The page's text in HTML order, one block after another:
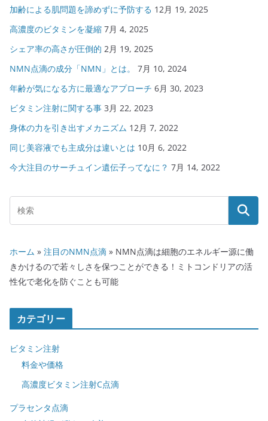
加齢による肌問題を諦めずに予防する 12月 19, 2025
高濃度のビタミンを凝縮 7月 4, 2025
シェア率の高さが圧倒的 2月 19, 2025
NMN点滴の成分「NMN」とは。
7月 10, 2024
年齢が気になる方に最適なアプローチ 6月 30, 2023
ビタミン注射に関する事 3月 22, 2023
身体の力を引き出すメカニズム 12月 7, 2022
同じ美容液でも主成分は違いとは 10月 6, 2022
今大注目のサーチュイン遺伝子ってなに？ 7月 14, 2022
ホーム » 注目のNMN点滴 » NMN点滴は細胞のエネルギー源に働
きかけるので若々しさを保つことができる！ミトコンドリアの活
性化で老化を防ぐことも可能
カテゴリー
ビタミン注射
料金や価格
高濃度ビタミン注射C点滴
プラセンタ点滴